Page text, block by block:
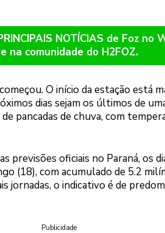
NOTÍCIAS de Foz no
na comunidade do H2FOZ.
O início da estação está
dias sejam os últimos de
pancadas de chuva, com
previsões oficiais no Paraná, os
(18), com acumulado de 5.2
jornadas, o indicativo é de
Publicidade